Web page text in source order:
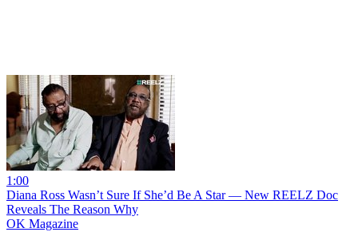
1:00
Diana Ross Wasn’t Sure If She’d Be A Star — New REELZ Doc
Reveals The Reason Why
OK Magazine